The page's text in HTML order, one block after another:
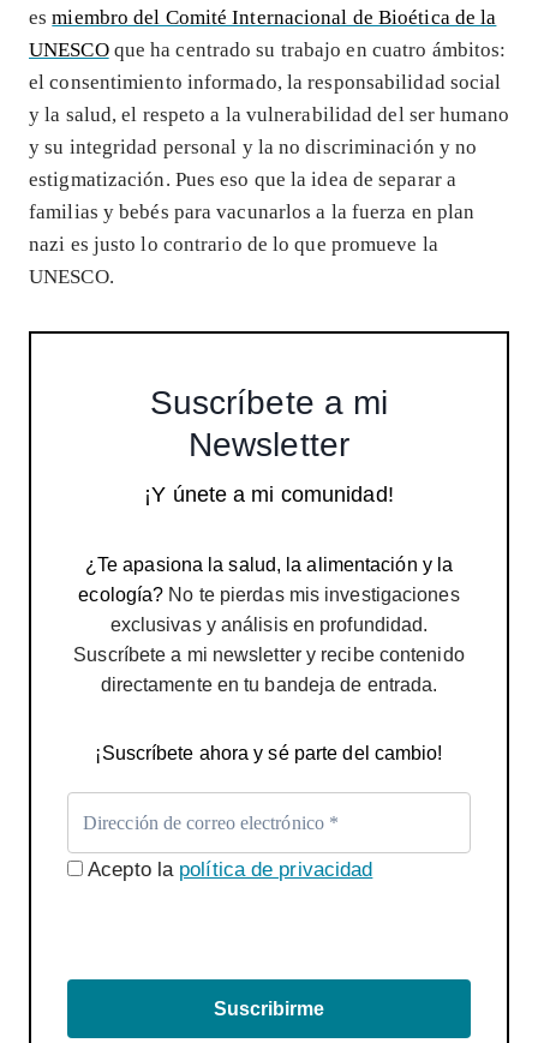
esmiembro del Comité Internacional de Bioética de la
UNESCOque ha centrado su trabajo en cuatro ámbitos:
el consentimiento informado, la responsabilidad social
y la salud, el respeto a la vulnerabilidad del ser humano
y su integridad personal y la no discriminación y no
estigmatización. Pues eso que la idea de separar a
familias y bebés para vacunarlos a la fuerza en plan
nazi es justo lo contrario de lo que promueve la
UNESCO.
Suscríbete a mi
Newsletter
¡Y únete a mi comunidad!
¿Te apasiona la salud, la alimentación y la
ecología? No te pierdas mis investigaciones
exclusivas y análisis en profundidad.
Suscríbete a mi newsletter y recibe contenido
directamente en tu bandeja de entrada.
¡Suscríbete ahora y sé parte del cambio!
Acepto la política de privacidad
Suscribirme